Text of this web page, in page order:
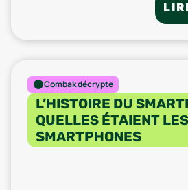
Combak décrypte
L’HISTOIRE DU
QUELLES ÉTAIENT
SMARTPHONES